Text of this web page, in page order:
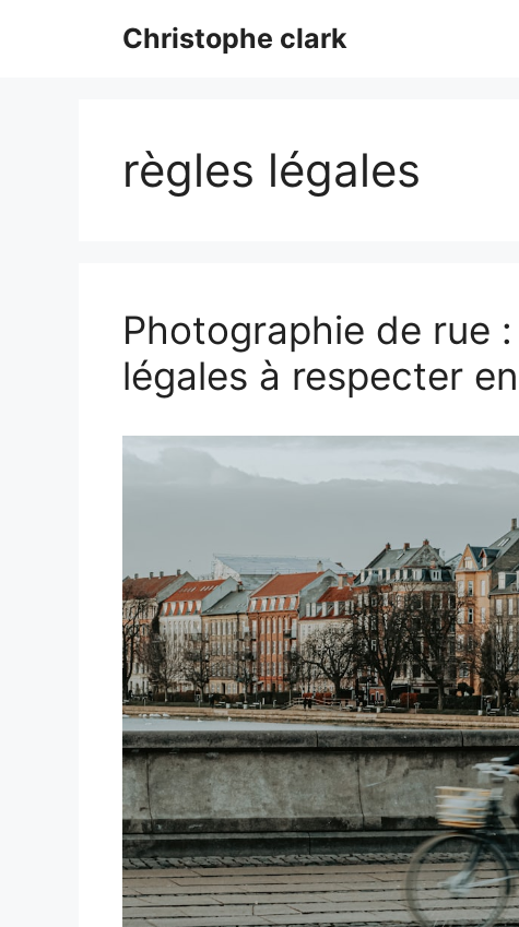
Christophe clark
règles légales
Photographie de rue
légales à respecter